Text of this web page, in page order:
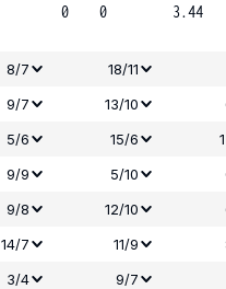
0
0
3.44
8/7
18/11
9/7 13/10
5/6 15/6
9/9 5/10
9/8 12/10
14/7 11/9
3/4
9/7